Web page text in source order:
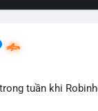
tuần khi